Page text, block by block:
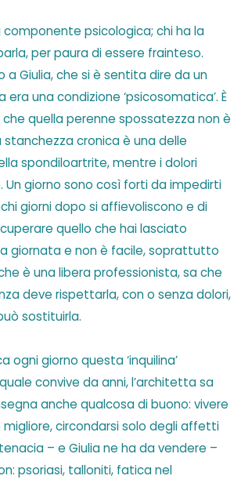
componente psicologica; chi ha la
per paura di essere frainteso.
a Giulia, che si è sentita dire da un
era una condizione ‘psicosomatica’. È
quella perenne spossatezza non è
stanchezza cronica è una delle
spondiloartrite, mentre i dolori
Un giorno sono così forti da impedirti
giorni dopo si affievoliscono e di
quello che hai lasciato
giornata e non è facile, soprattutto
è una libera professionista, sa che
deve rispettarla, con o senza dolori,
sostituirla.
ogni giorno questa ‘inquilina’
convive da anni, l’architetta sa
anche qualcosa di buono: vivere
circondarsi solo degli affetti
– e Giulia ne ha da vendere –
psoriasi, talloniti, fatica nel